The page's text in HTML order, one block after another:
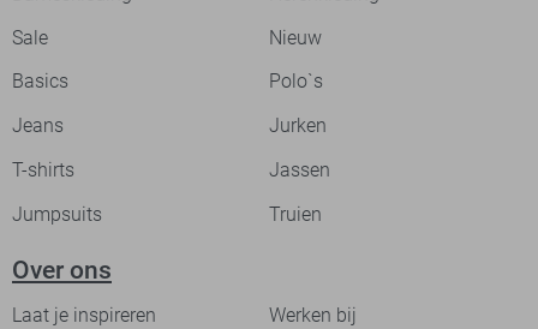
Sale
Nieuw
Basics
Polo`s
Jeans
Jurken
T-shirts
Jassen
Jumpsuits
Truien
Over ons
Laat je inspireren Werken bij